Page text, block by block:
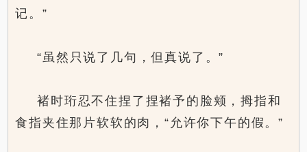
记。”
“虽然只说了几句，但真说了。”
褚时珩忍不住捏了捏褚予的脸颊，拇指和
食指夹住那片软软的肉，“允许你下午的假。”